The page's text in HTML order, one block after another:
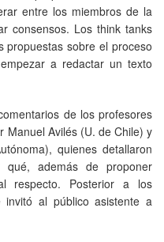
entre los miembros de la
consensos. Los think tanks
propuestas sobre el proceso
a redactar un texto
de los profesores
Manuel Avilés (U. de Chile) y
quienes detallaron
además de proponer
respecto. Posterior a los
al público asistente a